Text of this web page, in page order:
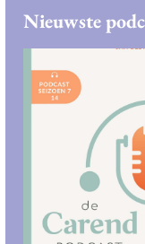
Nieuwste